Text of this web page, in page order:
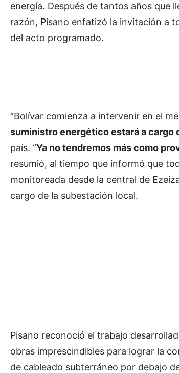
energía. Después de tantos años que
razón, Pisano enfatizó la invitación a
del acto programado.
“Bolívar comienza a intervenir en el
suministro energético estará a cargo
país. “Ya no tendremos más como
resumió, al tiempo que informó que
monitoreada desde la central de
cargo de la subestación local.
Pisano reconoció el trabajo
obras imprescindibles para lograr la
de cableado subterráneo por debajo